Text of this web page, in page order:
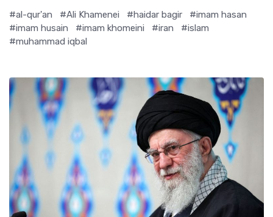
#al-qur'an #Ali Khamenei #haidar bagir
#imam hasan
#imam husain
#imam khomeini #iran
#islam
#muhammad iqbal